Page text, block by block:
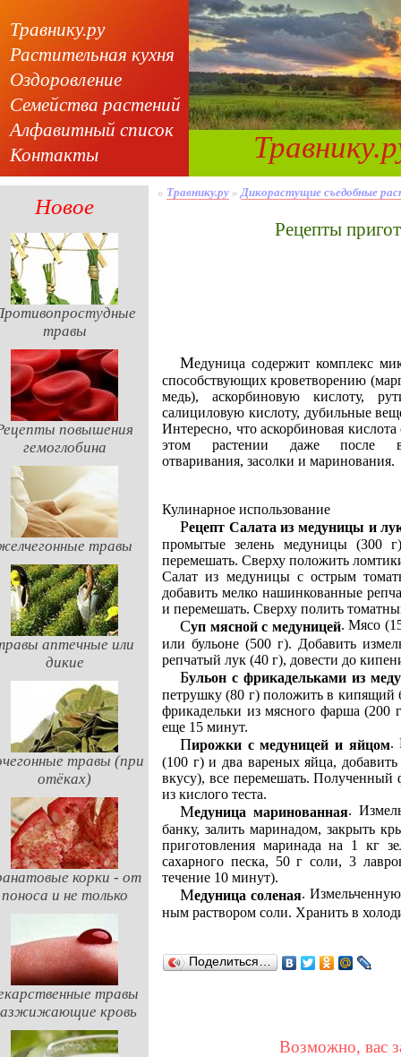
Травнику.ру
Растительная кухня
Оздоровление
Семейства растений
Алфавитный список
Контакты
Новое
травы
повышения
гемоглобина
травы
аптечные или
дикие
травы (при
отёках)
корки - от
поноса и не только
травы
кровь
» Травнику.ру »Дикорастущие съедобные
Рецепты
Медуница содержит комплекс микроэлементов,
способствующих кроветворению
медь), аскорбиновую кислоту,
салициловую кислоту, дубильные
Интересно, что аскорбиновая кислота
этом растении даже после
отваривания, засолки и маринования.
Кулинарное использование
Рецепт Салата из медуницы и
промытые зелень медуницы (300
перемешать. Сверху положить
Салат из медуницы с острым
добавить мелко нашинкованные
и перемешать. Сверху полить
Суп мясной с медуницей. Мясо
или бульоне (500 г). Добавить
репчатый лук (40 г), довести до
Бульон с фрикадельками из
петрушку (80 г) положить в кипящий
фрикадельки из мясного фарша (200
еще 15 минут.
Пирожки с медуницей и яйцом.
(100 г) и два вареных яйца,
вкусу), все перемешать. Полученный
из кислого теста.
Медуница маринованная.
банку, залить маринадом, закрыть
приготовления маринада на 1 кг
сахарного песка, 50 г соли, 3
течение 10 минут).
Медуница соленая.
ным раствором соли. Хранить в
Поделиться…
Возможно, вас